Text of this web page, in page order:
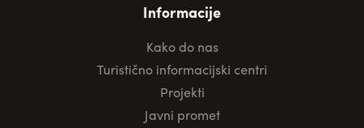
Informacije
Kako do nas
Turistično informacijski centri
Projekti
Javni promet